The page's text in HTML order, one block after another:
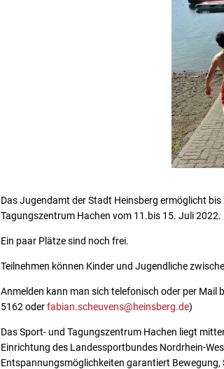
Das Jugendamt der Stadt Heinsberg ermöglicht
Tagungszentrum Hachen vom 11.bis 15. Juli 2022.
Ein paar Plätze sind noch frei.
Teilnehmen können Kinder und Jugendliche
Anmelden kann man sich telefonisch oder per Mail
5162 oderfabian.scheuvens@heinsberg.de)
Das Sport- und Tagungszentrum Hachen liegt
Einrichtung des Landessportbundes Nordrhein-
Entspannungsmöglichkeiten garantiert Bewegung,